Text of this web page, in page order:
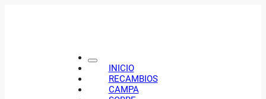
INICIO
RECAMBIOS
CAMPA